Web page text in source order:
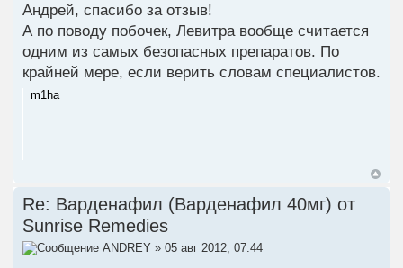
Андрей, спасибо за отзыв!
А по поводу побочек, Левитра вообще считается
одним из самых безопасных препаратов. По
крайней мере, если верить словам специалистов.
m1ha
Re: Варденафил (Варденафил 40мг) от
Sunrise Remedies
ANDREY » 05 авг 2012, 07:44